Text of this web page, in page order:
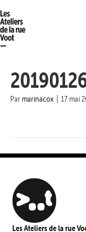
Par marinacox 17 mai
Les Ateliers de la rue